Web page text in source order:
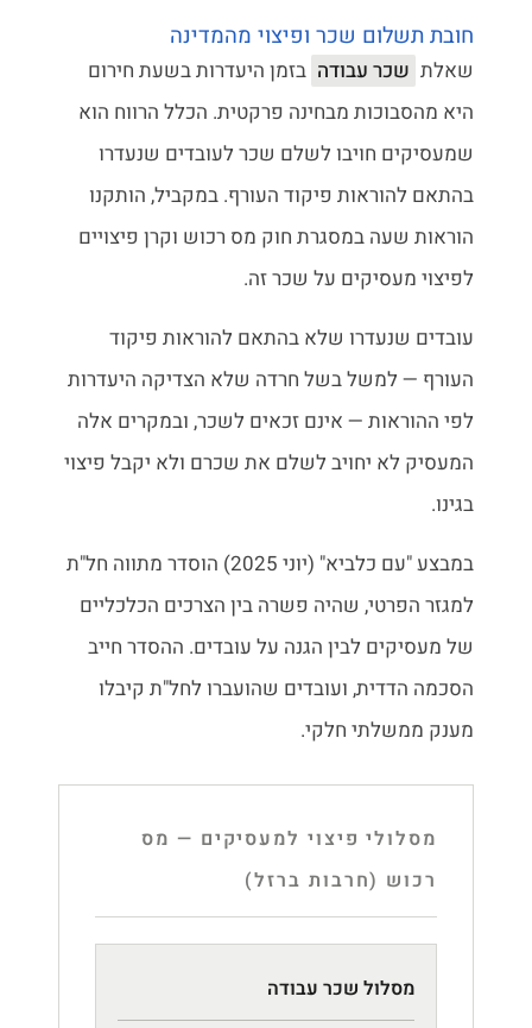
חובת תשלום שכר ופיצוי מהמדינה
שאלת שכר עבודה בזמן היעדרות בשעת חירום
היא מהסבוכות מבחינה פרקטית. הכלל הרווח הוא
שמעסיקים חויבו לשלם שכר לעובדים שנעדרו
בהתאם להוראות פיקוד העורף. במקביל, הותקנו
הוראות שעה במסגרת חוק מס רכוש וקרן פיצויים
לפיצוי מעסיקים על שכר זה.
עובדים שנעדרו שלא בהתאם להוראות פיקוד
העורף — למשל בשל חרדה שלא הצדיקה היעדרות
לפי ההוראות — אינם זכאים לשכר, ובמקרים אלה
המעסיק לא יחויב לשלם את שכרם ולא יקבל פיצוי
בגינו.
במבצע "עם כלביא" (יוני 2025) הוסדר מתווה חל"ת
למגזר הפרטי, שהיה פשרה בין הצרכים הכלכליים
של מעסיקים לבין הגנה על עובדים. ההסדר חייב
הסכמה הדדית, ועובדים שהועברו לחל"ת קיבלו
מענק ממשלתי חלקי.
מסלולי פיצוי למעסיקים — מס
רכוש (חרבות ברזל)
מסלול שכר עבודה